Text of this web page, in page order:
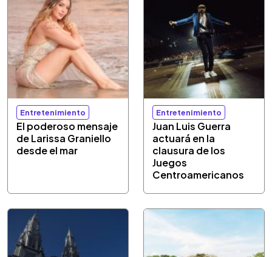
Entretenimiento
El poderoso mensaje
de Larissa Graniello
desde el mar
Entretenimiento
Juan Luis Guerra
actuará en la
clausura de los
Juegos
Centroamericanos